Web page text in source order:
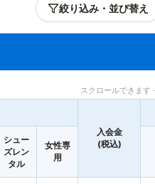
絞り込み・並び替え
スクロールできます
入会金
(税込)
シュー
ズレン
タル
女性専
用